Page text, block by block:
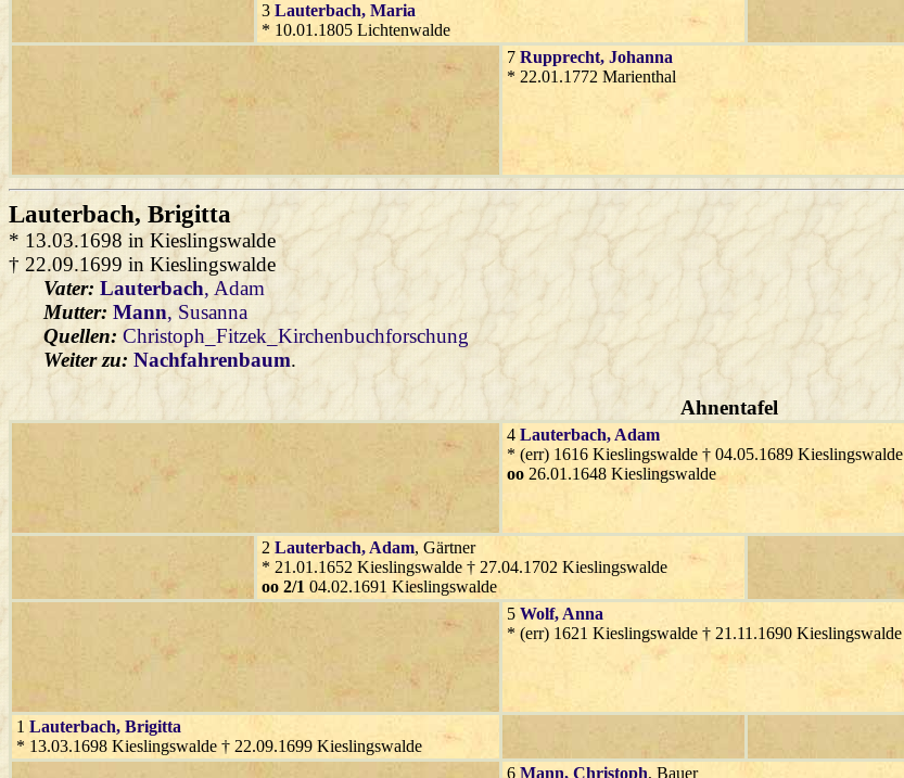
3 Lauterbach, Maria
* 10.01.1805 Lichtenwalde
7 Rupprecht, Johanna
* 22.01.1772 Marienthal
Lauterbach, Brigitta
* 13.03.1698 in Kieslingswalde
† 22.09.1699 in Kieslingswalde
Vater: Lauterbach, Adam
Mutter: Mann, Susanna
Quellen: Christoph_Fitzek_Kirchenbuchforschung
Weiter zu: Nachfahrenbaum.
Ahnentafel
4 Lauterbach, Adam
* (err) 1616 Kieslingswalde † 04.05.1689 Kieslingswalde
oo 26.01.1648 Kieslingswalde
2 Lauterbach, Adam, Gärtner
* 21.01.1652 Kieslingswalde † 27.04.1702 Kieslingswalde
oo 2/1 04.02.1691 Kieslingswalde
5 Wolf, Anna
* (err) 1621 Kieslingswalde † 21.11.1690 Kieslingswalde
1 Lauterbach, Brigitta
* 13.03.1698 Kieslingswalde † 22.09.1699 Kieslingswalde
6 Mann, Christoph, Bauer